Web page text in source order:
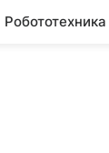
Робототехника